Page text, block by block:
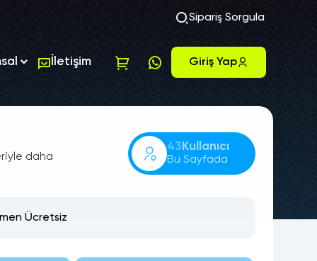
Sipariş Sorgula
İletişim Giriş Yap
daha
43 Kullanıcı
Bu Sayfada
Ücretsiz